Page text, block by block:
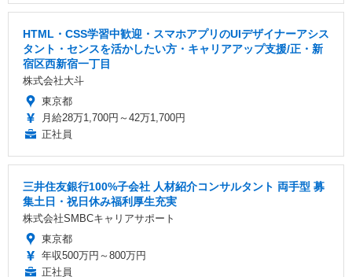
HTML・CSS学習中歓迎・スマホアプリのUIデザイナーアシス
タント・センスを活かしたい方・キャリアアップ支援/正・新
宿区西新宿一丁目
株式会社大斗
東京都
月給28万1,700円～42万1,700円
正社員
三井住友銀行100%子会社 人材紹介コンサルタント 両手型 募
集土日・祝日休み福利厚生充実
株式会社SMBCキャリアサポート
東京都
年収500万円～800万円
正社員